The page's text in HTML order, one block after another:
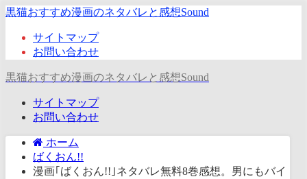
黒猫おすすめ漫画のネタバレと感想Sound
サイトマップ
お問い合わせ
黒猫おすすめ漫画のネタバレと感想Sound
サイトマップ
お問い合わせ
ホーム
ばくおん!!
漫画｢ばくおん!!｣ネタバレ無料8巻感想。男にもバイ